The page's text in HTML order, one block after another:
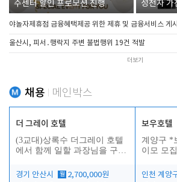
주센터 할인 프로모션 진행
성전자 가
야놀자제휴점 금융혜택제공 위한 제휴 및 금융서비스 게시
울산시, 피서․행락지 주변 불법행위 19건 적발
더보기
채용 메인박스
더 그레이 호텔
(3교대)상록수 더그레이 호텔
에서 함께 일할 과장님을 구합
경기 안산시
월 2,700,000원
보우호텔
계양구 *
이모 모
인천 계양